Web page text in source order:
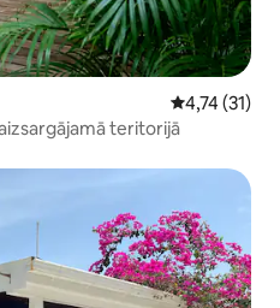
Vidējais
4,74 (31)
teritorijā